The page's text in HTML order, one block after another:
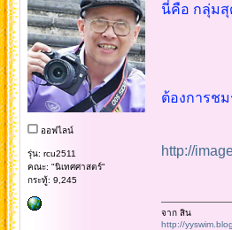
ออฟไลน์
รุ่น: rcu2511
คณะ: "นิเทศศาสตร์"
กระทู้: 9,245
นี่คือ กลุ่มสุ
ต้องการช
http://
จาก สิน
http://